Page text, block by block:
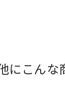
にこんな